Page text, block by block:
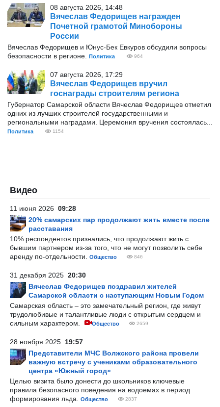
08 августа 2026, 14:48
Вячеслав Федорищев награжден
Почетной грамотой Минобороны
России
Вячеслав Федорищев и Юнус-Бек Евкуров обсудили вопросы
безопасности в регионе.
Политика 964
07 августа 2026, 17:29
Вячеслав Федорищев вручил
госнаграды строителям региона
Губернатор Самарской области Вячеслав Федорищев отметил
одних из лучших строителей государственными и
региональными наградами. Церемония вручения состоялась...
Политика 1154
Видео
11 июня 2026 09:28
20% самарских пар продолжают жить вместе после
расставания
10% респондентов признались, что продолжают жить с
бывшим партнером из-за того, что не могут позволить себе
аренду по-отдельности.
Общество 846
31 декабря 2025 20:30
Вячеслав Федорищев поздравил жителей
Самарской области с наступающим Новым Годом
Самарская область – это замечательный регион, где живут
трудолюбивые и талантливые люди с открытым сердцем и
сильным характером.
Общество 2659
28 ноября 2025 19:57
Представители МЧС Волжского района провели
важную встречу с учениками образовательного
центра «Южный город»
Целью визита было донести до школьников ключевые
правила безопасного поведения на водоемах в период
формирования льда.
Общество 2837